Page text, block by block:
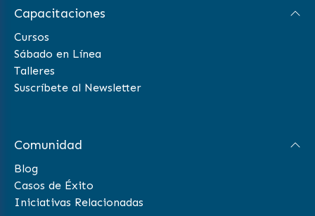
Capacitaciones
Cursos
Sábado en Línea
Talleres
Suscríbete al Newsletter
Comunidad
Blog
Casos de Éxito
Iniciativas Relacionadas